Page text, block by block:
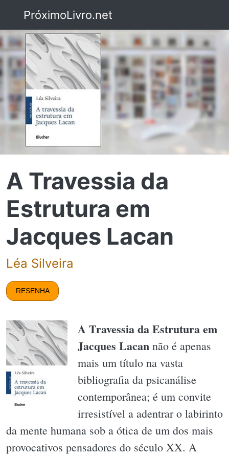
PróximoLivro.net
A Travessia da
Estrutura em
Jacques Lacan
Léa Silveira
RESENHA
A Travessia da Estrutura em
Jacques Lacan não é apenas
mais um título na vasta
bibliografia da psicanálise
contemporânea; é um convite
irresistível a adentrar o labirinto
da mente humana sob a ótica de um dos mais
provocativos pensadores do século XX. A